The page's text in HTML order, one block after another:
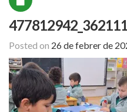
Posted on 26 de febrer de